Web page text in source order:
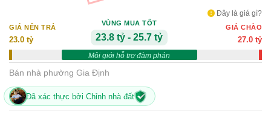
Đây là giá gì?
GIÁ NÊN TRẢ
23.0 tỷ
VÙNG MUA TỐT
23.8 tỷ - 25.7 tỷ
Môi giới hỗ trợ đàm phán
GIÁ CHÀO
27.0 tỷ
Bán nhà phường Gia Định
Đã xác thực bởi Chỉnh nhà đất